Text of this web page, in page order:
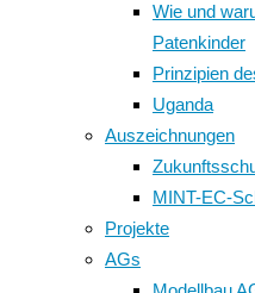
Wie und
Patenkinder
Prinzipien
Uganda
Auszeichnungen
MINT-EC-
Projekte
AGs